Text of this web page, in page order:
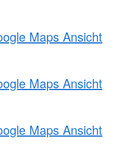
Maps Ansicht
Maps Ansicht
Maps Ansicht